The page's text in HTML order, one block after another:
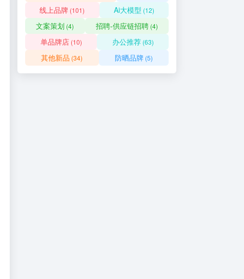
线上品牌 (101) Ai大模型 (12)
文案策划 (4) 招聘-供应链招聘(4)
单品牌店(10) 办公推荐(63)
其他新品 (34) 防晒品牌(5)